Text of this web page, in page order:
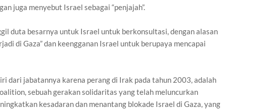
juga menyebut Israel sebagai “penjajah”.
duta besarnya untuk Israel untuk berkonsultasi, dengan alasan
di Gaza” dan keengganan Israel untuk berupaya mencapai
dari jabatannya karena perang di Irak pada tahun 2003, adalah
sebuah gerakan solidaritas yang telah meluncurkan
kesadaran dan menantang blokade Israel di Gaza, yang